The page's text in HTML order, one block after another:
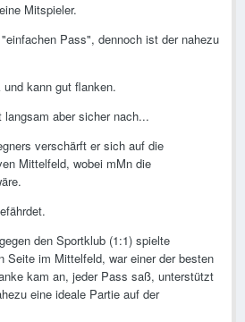
Mitspieler.
Pass", dennoch ist der nahezu
kann gut flanken.
aber sicher nach...
verschärft er sich auf die
Mittelfeld, wobei mMn die
den Sportklub (1:1) spielte
Seite im Mittelfeld, war einer der besten
kam an, jeder Pass saß, unterstützt
eine ideale Partie auf der